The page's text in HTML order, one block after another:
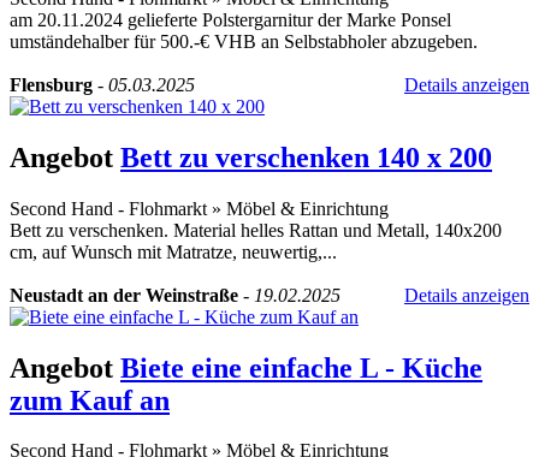
am 20.11.2024 gelieferte Polstergarnitur der Marke Ponsel
umständehalber für 500.-€ VHB an Selbstabholer abzugeben.
Flensburg - 05.03.2025 Details anzeigen
Angebot Bett zu verschenken 140 x 200
Second Hand - Flohmarkt » Möbel & Einrichtung
Bett zu verschenken. Material helles Rattan und Metall, 140x200
cm, auf Wunsch mit Matratze, neuwertig,...
Neustadt an der Weinstraße - 19.02.2025 Details anzeigen
Angebot Biete eine einfache L - Küche
zum Kauf an
Second Hand - Flohmarkt » Möbel & Einrichtung